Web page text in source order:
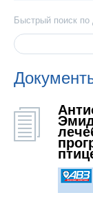
Быстрый поиск по